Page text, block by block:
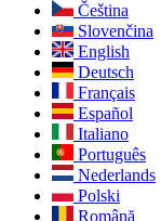
Čeština
Slovenčina
English
Deutsch
Français
Español
Italiano
Português
Nederlands
Polski
Română